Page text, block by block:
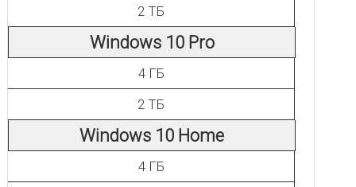
2 ТБ
Windows 10 Pro
4 ГБ
2 ТБ
Windows 10 Home
4 ГБ